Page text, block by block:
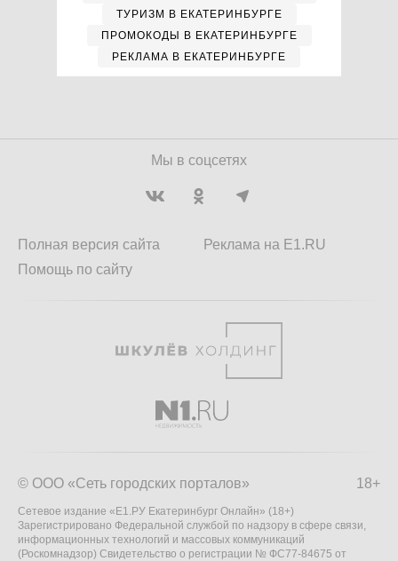
ТУРИЗМ В ЕКАТЕРИНБУРГЕ
ПРОМОКОДЫ В ЕКАТЕРИНБУРГЕ
РЕКЛАМА В ЕКАТЕРИНБУРГЕ
Мы в соцсетях
Полная версия сайта
Помощь по сайту
Реклама на E1.RU
18+
© ООО «Сеть городских порталов»
Сетевое издание «Е1.РУ Екатеринбург Онлайн» (18+)
Зарегистрировано Федеральной службой по надзору в сфере связи,
информационных технологий и массовых коммуникаций
(Роскомнадзор) Свидетельство о регистрации № ФС77-84675 от